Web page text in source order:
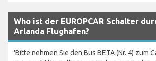
Who ist der EUROPCAR Schalter
Arlanda Flughafen?
'Bitte nehmen Sie den Bus BETA (Nr. 4) zum